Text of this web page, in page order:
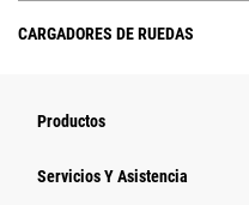
CARGADORES DE RUEDAS
Productos
Servicios Y Asistencia